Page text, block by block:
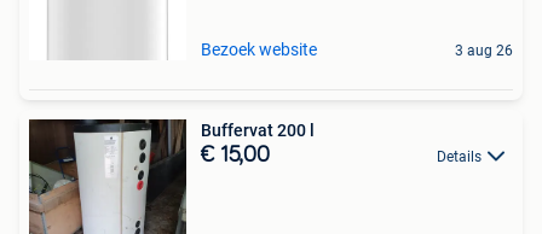
Bezoek website 3 aug 26
Buffervat 200 l
€ 15,00 Details